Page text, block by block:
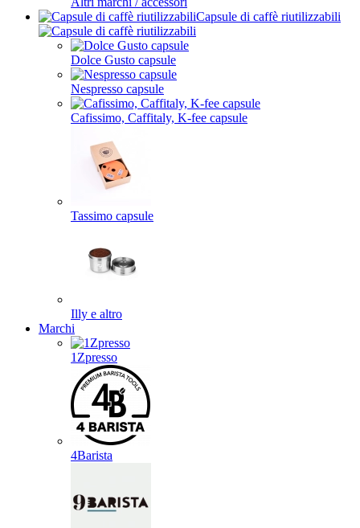
Capsule di caffè riutilizzabili
Dolce Gusto capsule
Nespresso capsule
Cafissimo, Caffitaly, K-fee capsule
Tassimo capsule
Illy e altro
Marchi
1Zpresso
4Barista